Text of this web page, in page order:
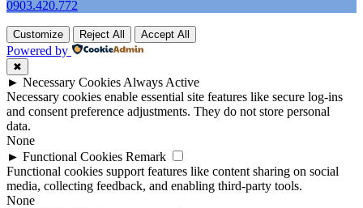
0903.420.772
Customize Reject All Accept All
Powered by
✖
► Necessary Cookies Always Active
Necessary cookies enable essential site features like secure log-ins
and consent preference adjustments. They do not store personal
data.
None
► Functional Cookies Remark
Functional cookies support features like content sharing on social
media, collecting feedback, and enabling third-party tools.
None